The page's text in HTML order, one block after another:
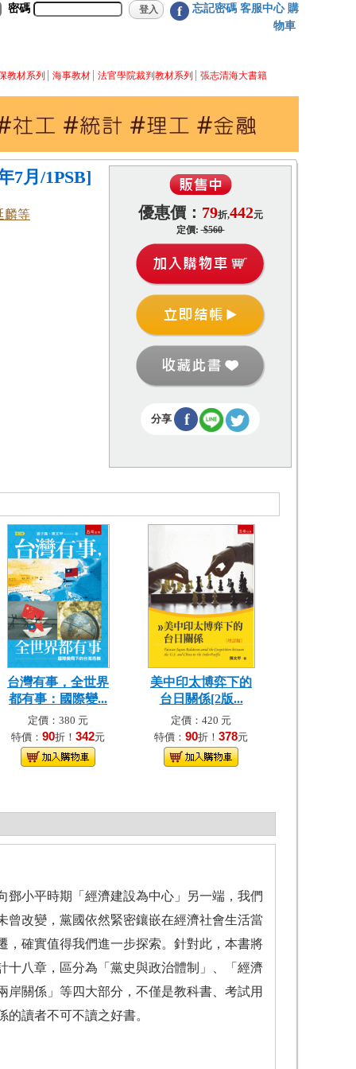
密碼 f 忘記密碼 客服中心 購
物車
教材系列 海事教材 法官學院裁判教材系列 張志清海大書籍
7月/1PSB]
麟等
優惠價： 79折,442元
定價:$560
分享 f
台灣有事，全世界
都有事：國際變...
定價：380 元
特價： 90折！ 342元
美中印太博弈下的
台日關係[2版...
定價：420 元
特價： 90折！ 378元
小平時期「經濟建設為中心」另一端，我們
改變，黨國依然緊密鑲嵌在經濟社會生活當
，確實值得我們進一步探索。針對此，本書將
八章，區分為「黨史與政治體制」、「經濟
關係」等四大部分，不僅是教科書、考試用
讀者不可不讀之好書。